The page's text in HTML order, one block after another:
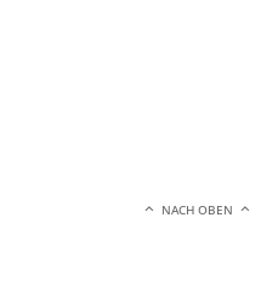
NACH OBEN